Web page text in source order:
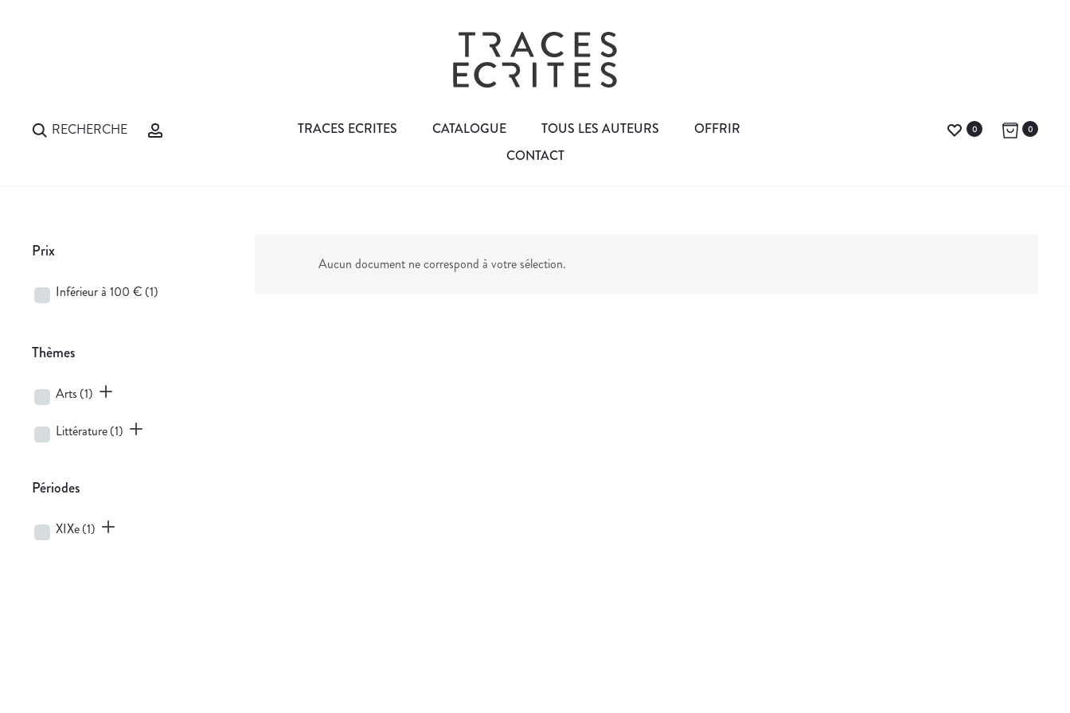
RECHERCHE TRACES ECRITES CATALOGUE TOUS LES AUTEURS
OFFRIR
CONTACT
0 0
Aucun document ne correspond à votre sélection.
Prix
Inférieur à 100 € (1)
Thèmes
Arts (1)
Littérature(1)
Périodes
XIXe(1)